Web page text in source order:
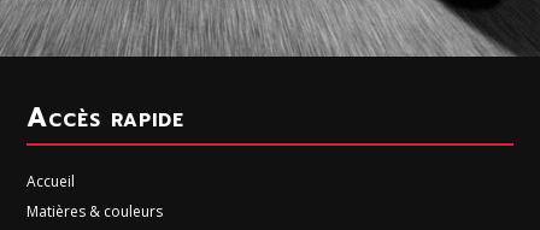
Accès rapide
Accueil
Matières & couleurs